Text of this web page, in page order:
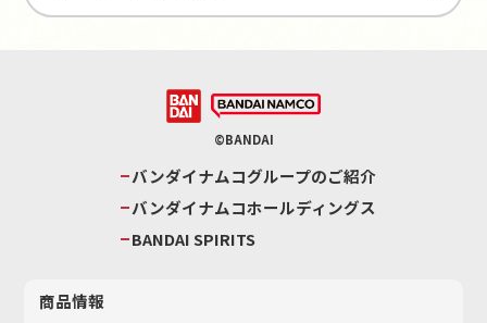
©BANDAI
バンダイナムコグループのご紹介
バンダイナムコホールディングス
BANDAI SPIRITS
商品情報